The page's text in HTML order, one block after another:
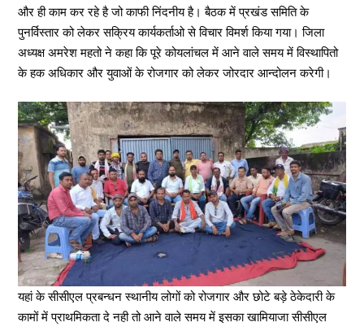
और ही काम कर रहे है जो काफी निंदनीय है। बैठक में प्रखंड समिति के
पुनर्विस्तार को लेकर सक्रिय कार्यकर्ताओ से विचार विमर्श किया गया। जिला
अध्यक्ष अमरेश महतो ने कहा कि पूरे कोयलांचल में आने वाले समय में विस्थापितो
के हक अधिकार और युवाओं के रोजगार को लेकर जोरदार आन्दोलन करेगी।
यहां के सीसीएल प्रबन्धन स्थानीय लोगों को रोजगार और छोटे बड़े ठेकेदारी के
कामों में प्राथमिकता दे नही तो आने वाले समय में इसका खामियाजा सीसीएल